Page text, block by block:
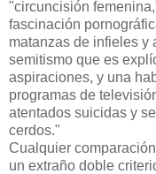
"circuncisión
fascinación
matanzas de infieles y
semitismo que es
aspiraciones, y una
programas de
atentados suicidas y
cerdos."
Cualquier
un extraño doble